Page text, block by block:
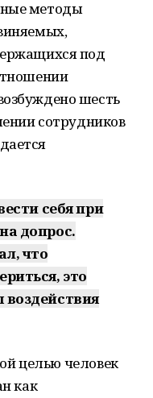
методы
под
шесть
сотрудников
себя при
допрос.
что
это
целью человек
как